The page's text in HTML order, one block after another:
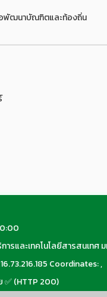
พัฒนาบัณฑิตและท้องถิ่น
ารและเทคโนโลยีสารสนเทศ
Coordinates: ,
✅ (HTTP 200)